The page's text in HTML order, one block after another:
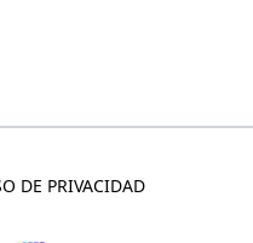
DE PRIVACIDAD